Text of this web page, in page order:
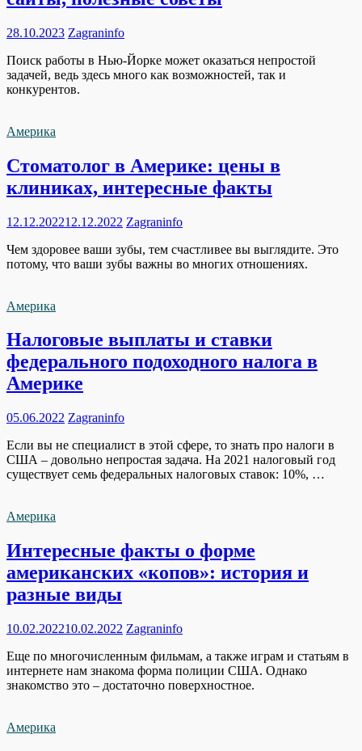
28.10.2023 Zagraninfo
Поиск работы в Нью-Йорке может оказаться непростой
задачей, ведь здесь много как возможностей, так и
конкурентов.
Америка
Стоматолог в Америке: цены в
клиниках, интересные факты
12.12.202212.12.2022 Zagraninfo
Чем здоровее ваши зубы, тем счастливее вы выглядите. Это
потому, что ваши зубы важны во многих отношениях.
Америка
Налоговые выплаты и ставки
федерального подоходного налога в
Америке
05.06.2022 Zagraninfo
Если вы не специалист в этой сфере, то знать про налоги в
США – довольно непростая задача. На 2021 налоговый год
существует семь федеральных налоговых ставок: 10%, …
Америка
Интересные факты о форме
американских «копов»: история и
разные виды
10.02.202210.02.2022 Zagraninfo
Еще по многочисленным фильмам, а также играм и статьям в
интернете нам знакома форма полиции США. Однако
знакомство это – достаточно поверхностное.
Америка